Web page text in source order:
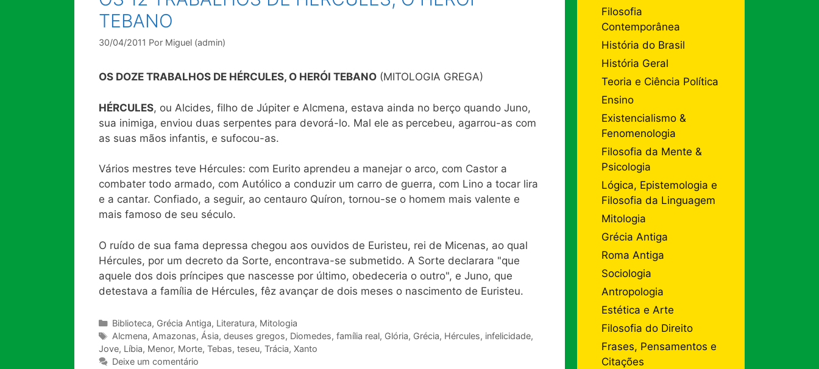
TEBANO
30/04/2011 Por Miguel (admin)
OS DOZE TRABALHOS DE HÉRCULES, O HERÓI TEBANO (MITOLOGIA GREGA)
HÉRCULES, ou Alcides, filho de Júpiter e Alcmena, estava ainda no berço quando Juno,
sua inimiga, enviou duas serpentes para devorá-lo. Mal ele as percebeu, agarrou-as com
as suas mãos infantis, e sufocou-as.
Vários mestres teve Hércules: com Eurito aprendeu a manejar o arco, com Castor a
combater todo armado, com Autólico a conduzir um carro de guerra, com Lino a tocar lira
e a cantar. Confiado, a seguir, ao centauro Quíron, tornou-se o homem mais valente e
mais famoso de seu século.
O ruído de sua fama depressa chegou aos ouvidos de Euristeu, rei de Micenas, ao qual
Hércules, por um decreto da Sorte, encontrava-se submetido. A Sorte declarara "que
aquele dos dois príncipes que nascesse por último, obedeceria o outro", e Juno, que
detestava a família de Hércules, fêz avançar de dois meses o nascimento de Euristeu.
Categorias
Biblioteca, Grécia Antiga, Literatura, Mitologia
Tags
Alcmena, Amazonas, Ásia, deuses gregos, Diomedes, família real, Glória, Grécia, Hércules, infelicidade,
Jove, Líbia, Menor, Morte, Tebas, teseu, Trácia, Xanto
Deixe um comentário
Filosofia
Contemporânea
História do Brasil
História Geral
Teoria e Ciência Política
Ensino
Existencialismo &
Fenomenologia
Filosofia da Mente &
Psicologia
Lógica, Epistemologia e
Filosofia da Linguagem
Mitologia
Grécia Antiga
Roma Antiga
Sociologia
Antropologia
Estética e Arte
Filosofia do Direito
Frases, Pensamentos e
Citações